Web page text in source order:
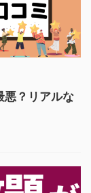
悪？リアルな